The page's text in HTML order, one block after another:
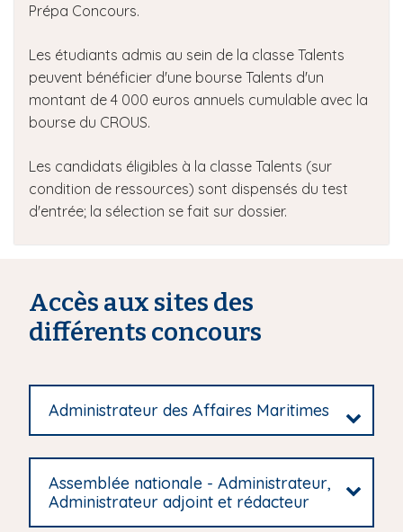
Prépa Concours.
Les étudiants admis au sein de la classe Talents
peuvent bénéficier d'une bourse Talents d'un
montant de 4 000 euros annuels cumulable avec la
bourse du CROUS.
Les candidats éligibles à la classe Talents (sur
condition de ressources) sont dispensés du test
d'entrée; la sélection se fait sur dossier.
Accès aux sites des
différents concours
Administrateur des Affaires Maritimes
Assemblée nationale - Administrateur,
Administrateur adjoint et rédacteur